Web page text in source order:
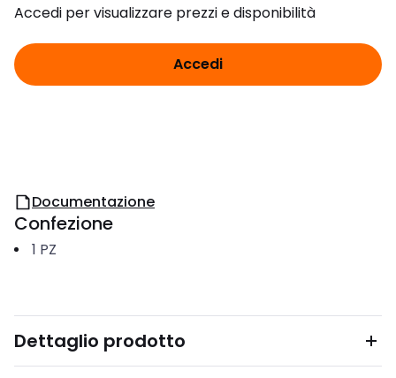
Accedi per visualizzare prezzi e disponibilità
Accedi
Documentazione
Confezione
1 PZ
Dettaglio prodotto